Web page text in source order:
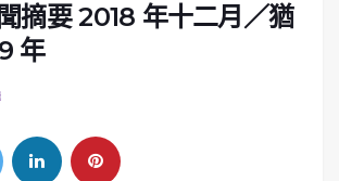
摘要 2018 年十二月／猶
年